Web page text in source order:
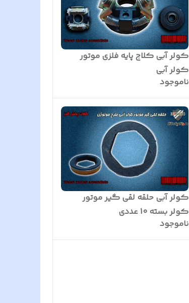
کولر آبی کلاج پایه فلزی موتور
کولر آبی
ناموجود
کولر آبی حلقه لقی گیر موتور
کولر بسته 10 عددی
ناموجود